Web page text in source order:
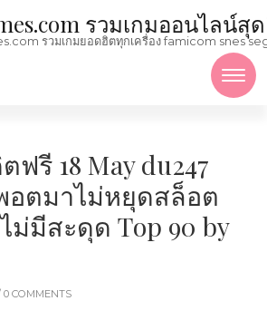
รวมเกมออนไลน์สุ
รวมเกมยอดฮิตทุกเครื่อง famicom snes
ฟรี 18 May du247
อตมาไม่หยุดสล็อต
ม่มีสะดุด Top 90 by
0 COMMENTS